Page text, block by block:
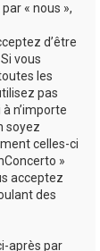
« nous »,
d’être
vous
les
pas
n’importe
soyez
celles-ci
»
acceptez
des
après par